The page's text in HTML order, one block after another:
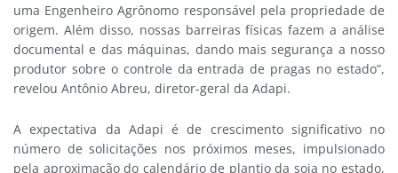
uma Engenheiro Agrônomo responsável pela propriedade de
origem. Além disso, nossas barreiras físicas fazem a análise
documental e das máquinas, dando mais segurança a nosso
produtor sobre o controle da entrada de pragas no estado”,
revelou Antônio Abreu, diretor-geral da Adapi.
A expectativa da Adapi é de crescimento significativo no
número de solicitações nos próximos meses, impulsionado
pela aproximação do calendário de plantio da soja no estado,